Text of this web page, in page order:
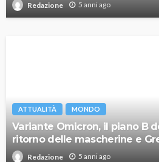
Redazione 5 anni ago
ATTUALITÀ MONDO
Variante Omicron, il piano B
ritorno delle mascherine e
Redazione 5 anni ago